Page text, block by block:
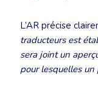
L’AR précise
traducteurs est
sera joint un
pour lesquelles